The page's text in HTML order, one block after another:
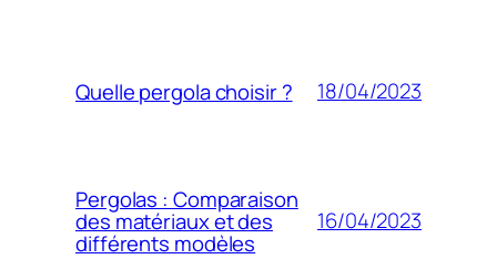
Quelle pergola choisir ? 18/04/2023
Pergolas : Comparaison
des matériaux et des
différents modèles
16/04/2023